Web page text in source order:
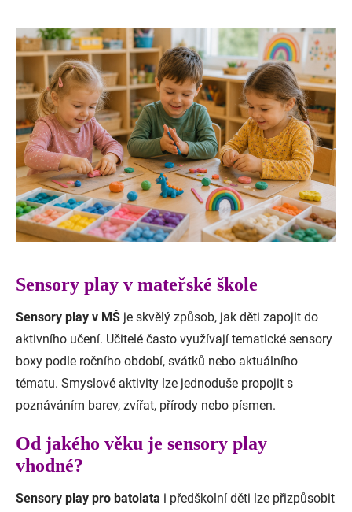
Sensory play v mateřské škole
Sensory play v MŠ je skvělý způsob, jak děti zapojit do
aktivního učení. Učitelé často využívají tematické sensory
boxy podle ročního období, svátků nebo aktuálního
tématu. Smyslové aktivity lze jednoduše propojit s
poznáváním barev, zvířat, přírody nebo písmen.
Od jakého věku je sensory play
vhodné?
Sensory play pro batolata i předškolní děti lze přizpůsobit